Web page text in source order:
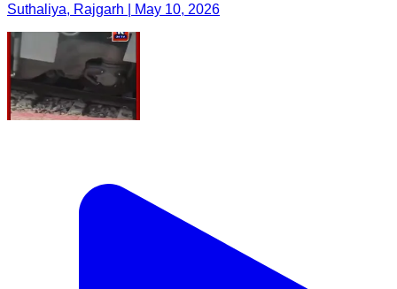
Suthaliya, Rajgarh | May 10, 2026